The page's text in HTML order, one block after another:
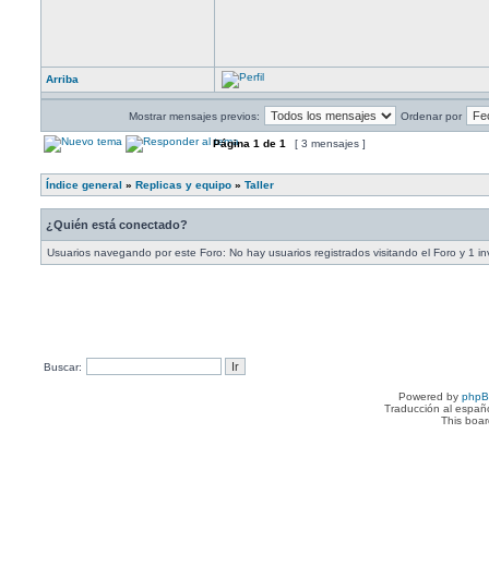
Arriba
Mostrar mensajes previos: Ordenar por
Página 1 de 1 [ 3 mensajes ]
Índice general » Replicas y equipo » Taller
¿Quién está conectado?
Usuarios navegando por este Foro: No hay usuarios registrados visitando el Foro y 1
Buscar:
Powered by
Traducción al
This